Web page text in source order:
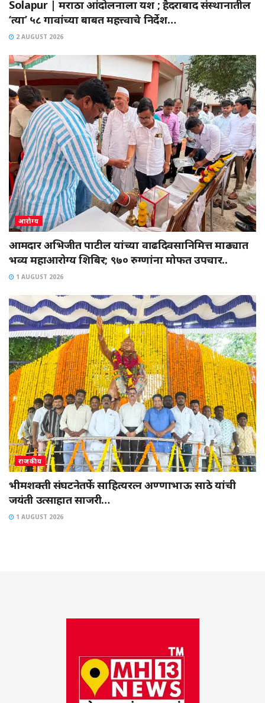
Solapur | मराठा आंदोलनाला यश ; हैदराबाद संस्थानातील
‘त्या’ ५८ गावांच्या बाबत महत्त्वाचे निर्देश…
2 AUGUST 2026
आरोग्य
आमदार अभिजीत पाटील यांच्या वाढदिवसानिमित्त माढ्यात
भव्य महाआरोग्य शिबिर; ९७० रुग्णांना मोफत उपचार..
1 AUGUST 2026
राजकीय
भीमशक्ती संघटनेतर्फे साहित्यरत्न अण्णाभाऊ साठे यांची
जयंती उत्साहात साजरी…
1 AUGUST 2026